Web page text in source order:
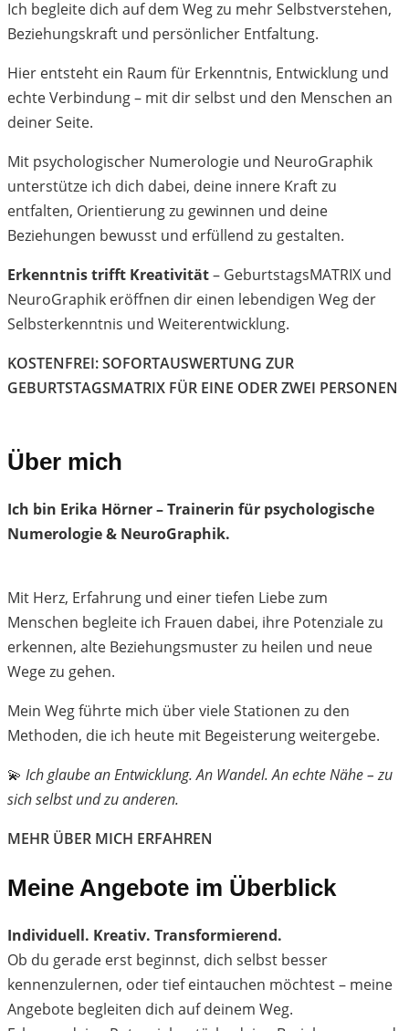
Ich begleite dich auf dem Weg zu mehr Selbstverstehen,
Beziehungskraft und persönlicher Entfaltung.
Hier entsteht ein Raum für Erkenntnis, Entwicklung und
echte Verbindung – mit dir selbst und den Menschen an
deiner Seite.
Mit psychologischer Numerologie und NeuroGraphik
unterstütze ich dich dabei, deine innere Kraft zu
entfalten, Orientierung zu gewinnen und deine
Beziehungen bewusst und erfüllend zu gestalten.
Erkenntnis trifft Kreativität– GeburtstagsMATRIX und
NeuroGraphik eröffnen dir einen lebendigen Weg der
Selbsterkenntnis und Weiterentwicklung.
KOSTENFREI: SOFORTAUSWERTUNG ZUR
GEBURTSTAGSMATRIX FÜR EINE ODER ZWEI PERSONEN
Über mich
Ich bin Erika Hörner – Trainerin für psychologische
Numerologie & NeuroGraphik.
Mit Herz, Erfahrung und einer tiefen Liebe zum
Menschen begleite ich Frauen dabei, ihre Potenziale zu
erkennen, alte Beziehungsmuster zu heilen und neue
Wege zu gehen.
Mein Weg führte mich über viele Stationen zu den
Methoden, die ich heute mit Begeisterung weitergebe.
💫 Ich glaube an Entwicklung. An Wandel. An echte Nähe – zu
sich selbst und zu anderen.
MEHR ÜBER MICH ERFAHREN
Meine Angebote im Überblick
Individuell. Kreativ. Transformierend.
Ob du gerade erst beginnst, dich selbst besser
kennenzulernen, oder tief eintauchen möchtest – meine
Angebote begleiten dich auf deinem Weg.